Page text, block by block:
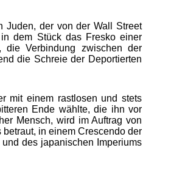
Juden, der von der Wall Street
dem Stück das Fresko einer
die Verbindung zwischen der
die Schreie der Deportierten
mit einem rastlosen und stets
Ende wählte, die ihn vor
Mensch, wird im Auftrag von
in einem Crescendo der
des japanischen Imperiums